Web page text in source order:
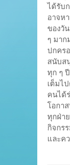
ได้รับ
อาจห
ของวั
ๆ มาก
ปกคร
สนับส
ทุก ๆ
เต็มไ
คนได้
โอกา
ทุกฝ่า
กิจกร
และค